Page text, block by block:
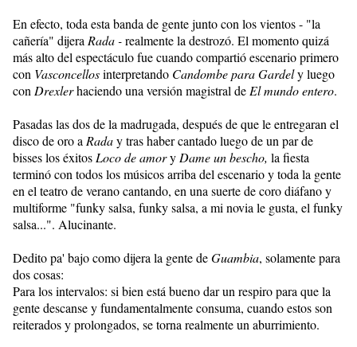
En efecto, toda esta banda de gente junto con los vientos - "la
cañería" dijeraRada -realmente la destrozó. El momento quizá
más alto del espectáculo fue cuando compartió escenario primero
con Vasconcellosinterpretando Candombe para Gardely luego
conDrexlerhaciendo una versión magistral deEl mundo entero.
Pasadas las dos de la madrugada, después de que le entregaran el
disco de oro aRaday tras haber cantado luego de un par de
bisses los éxitosLoco de amoryDame un bescho, la fiesta
terminó con todos los músicos arriba del escenario y toda la gente
en el teatro de verano cantando, en una suerte de coro diáfano y
multiforme "funky salsa, funky salsa, a mi novia le gusta, el funky
salsa...". Alucinante.
Dedito pa' bajo como dijera la gente deGuambia, solamente para
dos cosas:
Para los intervalos: si bien está bueno dar un respiro para que la
gente descanse y fundamentalmente consuma, cuando estos son
reiterados y prolongados, se torna realmente un aburrimiento.